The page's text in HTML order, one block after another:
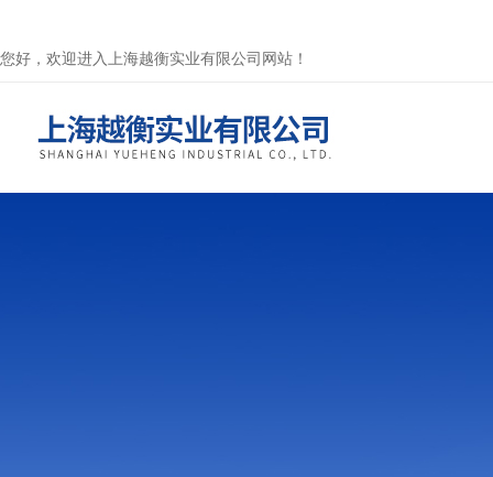
您好，欢迎进入上海越衡实业有限公司网站！